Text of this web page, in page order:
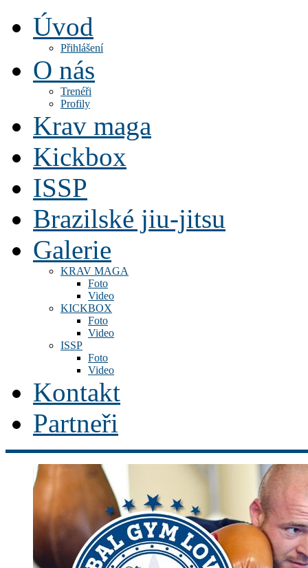
Úvod
Přihlášení
O nás
Trenéři
Profily
Krav maga
Kickbox
ISSP
Brazilské jiu-jitsu
Galerie
KRAV MAGA
Foto
Video
KICKBOX
Foto
Video
ISSP
Foto
Video
Kontakt
Partneři